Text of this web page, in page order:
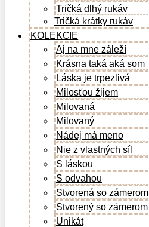
Tričká dlhý rukáv
Tričká krátky rukáv
KOLEKCIE
Aj na mne záleží
Krásna taká aká som
Láska je trpezlivá
Milosťou žijem
Milovaná
Milovaný
Nádej má meno
Nie z vlastných síl
S láskou
S odvahou
Stvorená so zámerom
Stvorený so zámerom
Unikát